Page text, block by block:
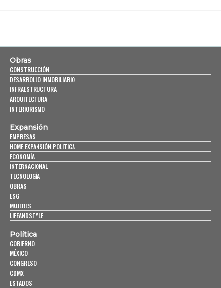
Obras
CONSTRUCCIÓN
DESARROLLO INMOBILIARIO
INFRAESTRUCTURA
ARQUITECTURA
INTERIORISMO
Expansión
EMPRESAS
HOME EXPANSIÓN POLITICA
ECONOMÍA
INTERNACIONAL
TECNOLOGÍA
OBRAS
ESG
MUJERES
LIFEANDSTYLE
Política
GOBIERNO
MÉXICO
CONGRESO
CDMX
ESTADOS